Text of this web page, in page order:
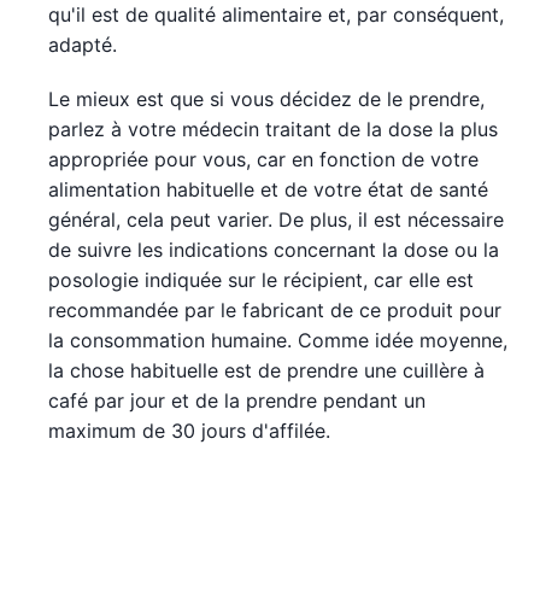
qu'il est de qualité alimentaire et, par conséquent,
adapté.
Le mieux est que si vous décidez de le prendre,
parlez à votre médecin traitant de la dose la plus
appropriée pour vous, car en fonction de votre
alimentation habituelle et de votre état de santé
général, cela peut varier. De plus, il est nécessaire
de suivre les indications concernant la dose ou la
posologie indiquée sur le récipient, car elle est
recommandée par le fabricant de ce produit pour
la consommation humaine. Comme idée moyenne,
la chose habituelle est de prendre une cuillère à
café par jour et de la prendre pendant un
maximum de 30 jours d'affilée.